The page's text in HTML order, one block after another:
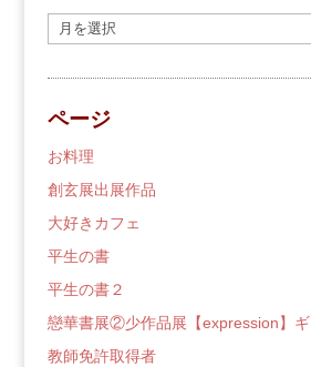
去
の
ロ
グ
ページ
お料理
創玄展出展作品
大好きカフェ
平生の書
平生の書２
戀華書展②少作品展【expression】
教師免許取得者